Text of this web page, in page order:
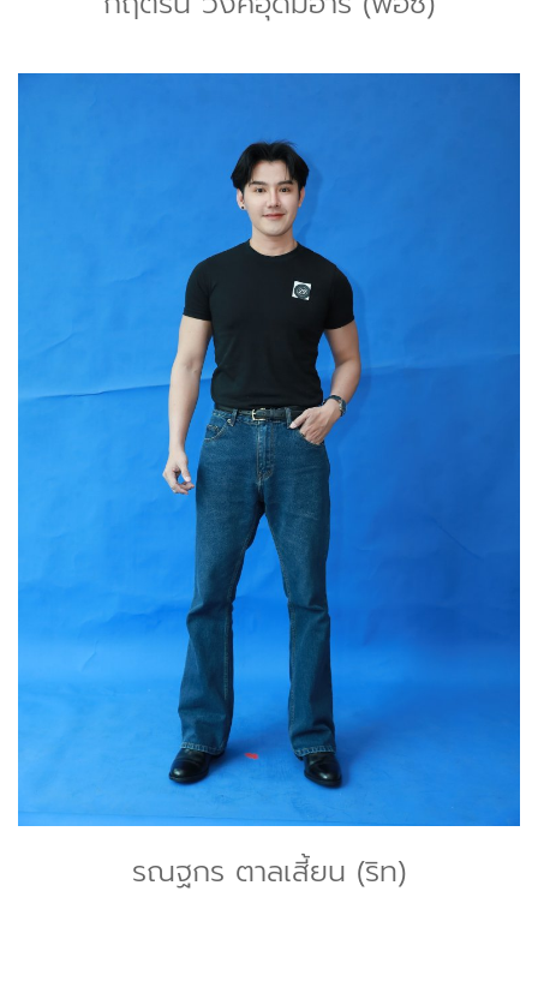
รณฐกร ตาลเสี้ยน (ริท)